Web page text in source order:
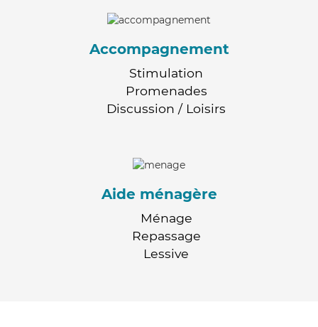
Accompagnement
Stimulation
Promenades
Discussion / Loisirs
Aide ménagère
Ménage
Repassage
Lessive